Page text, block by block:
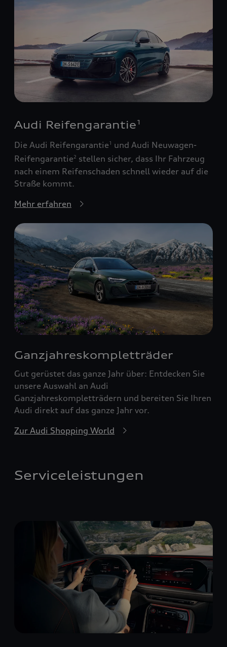
Audi Reifengarantie 1
Die Audi Reifengarantie1
und Audi Neuwagen-
Reifengarantie2 stellen sicher, dass Ihr Fahrzeug
nach einem Reifenschaden schnell wieder auf die
Straße kommt.
Mehr erfahren
Ganzjahreskompletträder
Gut gerüstet das ganze Jahr über: Entdecken Sie
unsere Auswahl an Audi
Ganzjahreskompletträdern und bereiten Sie Ihren
Audi direkt auf das ganze Jahr vor.
Zur Audi Shopping World
Serviceleistungen